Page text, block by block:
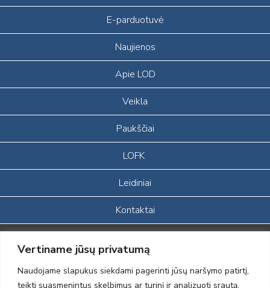
Vertiname jūsų privatumą
Naudojame slapukus siekdami pagerinti jūsų naršymo patirtį,
teikti suasmenintus skelbimus ar turinį ir analizuoti srautą.
E-parduotuvė
Naujienos
Apie LOD
Veikla
Paukščiai
LOFK
Leidiniai
Kontaktai
Portalas sukurtas įgyvendinant Lietuvos Respublikos, Europos
ekonominės erdvės ir Norvegijos finansinių mechanizmų iš dalies
finansuojamą paprojektį
„LOD visuomeninės /gamtosauginės veiklos sustiprinimas ir įvaizdžio